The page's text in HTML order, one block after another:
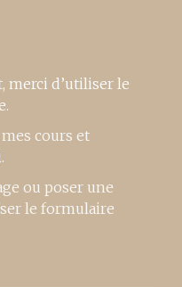
merci d’utiliser le
.
cours et
.
ou poser une
le formulaire